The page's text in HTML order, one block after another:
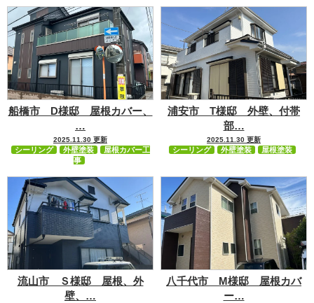
船橋市 D様邸 屋根カバー、
…
2025.11.30 更新
シーリング 外壁塗装
屋根カバー工
事
浦安市 T様邸 外壁、付帯
部…
2025.11.30 更新
シーリング 外壁塗装 屋根塗装
流山市 Ｓ様邸 屋根、外
壁、…
八千代市 M様邸 屋根カバ
ー…